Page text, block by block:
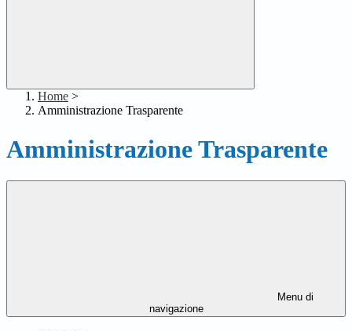
Home >
Amministrazione Trasparente
Amministrazione Trasparente
Menu di
navigazione